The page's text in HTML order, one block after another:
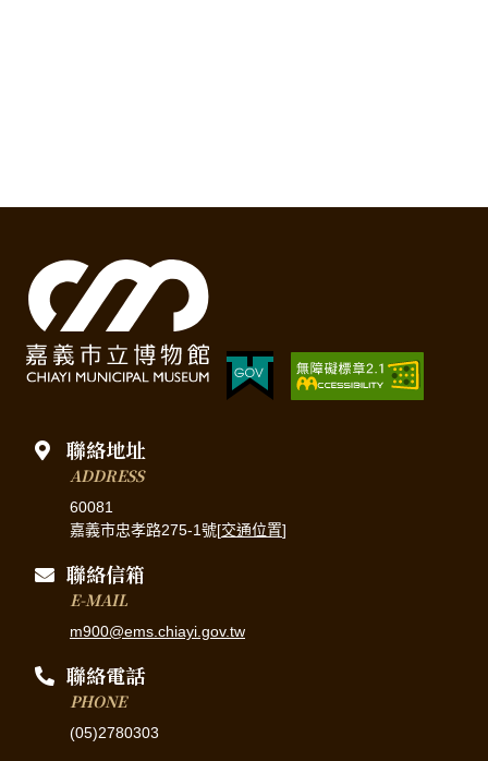
聯絡地址
ADDRESS
60081
嘉義市忠孝路275-1號[交通位置]
聯絡信箱
E-MAIL
m900@ems.chiayi.gov.tw
聯絡電話
PHONE
(05)2780303